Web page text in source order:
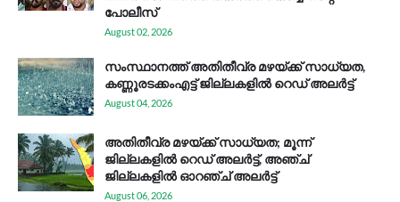
പോലീസ്
August 02, 2026
സം​സ്ഥാ​ന​ത്ത് അ​തി​തീ​വ്ര മ​ഴ​യ്ക്ക് സാ​ധ്യ​ത,
കണ്ണൂരടക്കംഎ​ട്ട് ജി​ല്ല​ക​ളി​ൽ റെ​ഡ് അ​ലർ​ട്ട്
August 04, 2026
അതിതീവ്ര മഴയ്ക്ക് സാധ്യത; മൂന്ന്
ജില്ലകളിൽ റെഡ് അലർട്ട്, അഞ്ച്
ജില്ലകളിൽ ഓറഞ്ച് അലർട്ട്
August 06, 2026